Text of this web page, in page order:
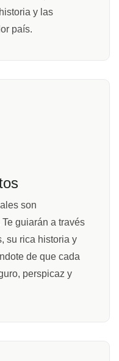
y las
país.
son
guiarán a través
su rica historia y
de que cada
perspicaz y